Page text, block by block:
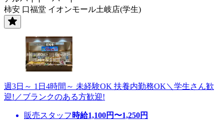
柿安 口福堂 イオンモール土岐店(学生)
週3日～ 1日4時間～ 未経験OK 扶養内勤務OK＼学生さん歓
迎!／ブランクのある方歓迎!
販売スタッフ 時給1,100円〜1,250円